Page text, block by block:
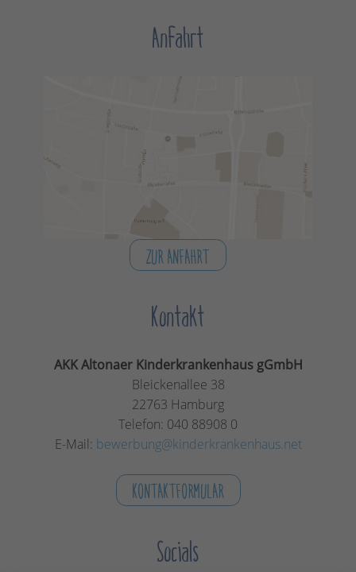
Anfahrt
ZUR ANFAHRT
Kontakt
AKK Altonaer Kinderkrankenhaus gGmbH
Bleickenallee 38
22763 Hamburg
Telefon: 040 88908 0
E-Mail: bewerbung@kinderkrankenhaus.net
KONTAKTFORMULAR
Socials